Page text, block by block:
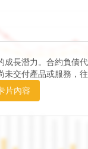
2023Q1 2023Q4
成長潛力。合約負債
交付產品或服務，往
察合約負債的季度變化
判斷企業手中訂單是否
搶先洞察企業的成長訊
片內容